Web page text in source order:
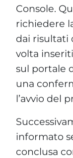
Console.
richiedere
dai risultati
volta
sul portale
una
l’avvio del
informato
conclusa